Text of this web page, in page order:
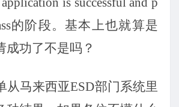
的阶段。基本上也就算是
成功了不是吗？
从马来西亚ESD部门系统里